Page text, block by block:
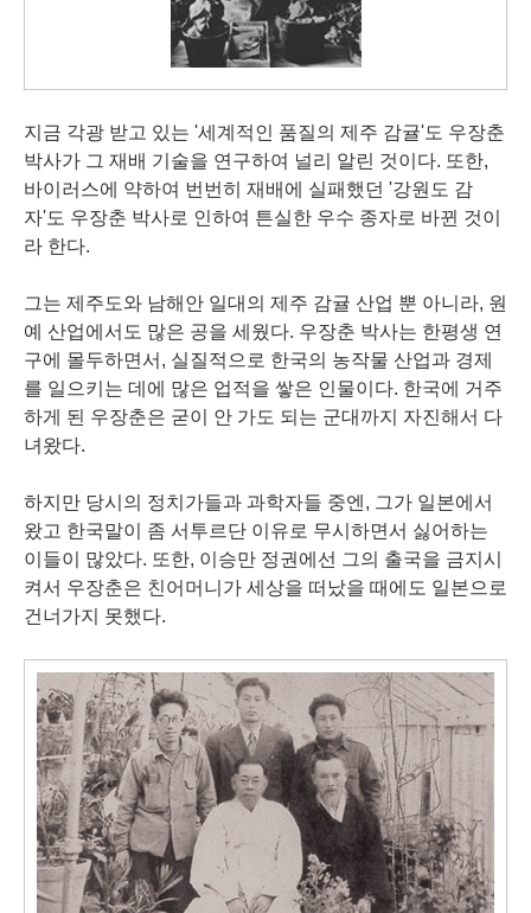
지금 각광 받고 있는 '세계적인 품질의 제주 감귤'도 우장춘
박사가 그 재배 기술을 연구하여 널리 알린 것이다. 또한,
바이러스에 약하여 번번히 재배에 실패했던 '강원도 감
자'도 우장춘 박사로 인하여 튼실한 우수 종자로 바뀐 것이
라 한다.
그는 제주도와 남해안 일대의 제주 감귤 산업 뿐 아니라, 원
예 산업에서도 많은 공을 세웠다. 우장춘 박사는 한평생 연
구에 몰두하면서, 실질적으로 한국의 농작물 산업과 경제
를 일으키는 데에 많은 업적을 쌓은 인물이다. 한국에 거주
하게 된 우장춘은 굳이 안 가도 되는 군대까지 자진해서 다
녀왔다.
하지만 당시의 정치가들과 과학자들 중엔, 그가 일본에서
왔고 한국말이 좀 서투르단 이유로 무시하면서 싫어하는
이들이 많았다. 또한, 이승만 정권에선 그의 출국을 금지시
켜서 우장춘은 친어머니가 세상을 떠났을 때에도 일본으로
건너가지 못했다.